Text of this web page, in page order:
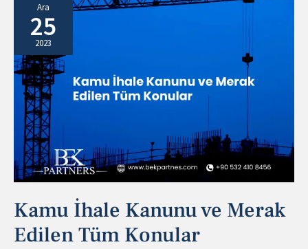
Ara
25
2023
Kamu İhale Kanunu ve Merak
Edilen Tüm Konular
İhale
Kanunu
ve
Merak
Edilen
Tüm
Konular